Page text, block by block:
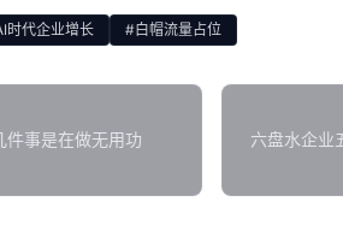
时代企业增长 #白帽流量占位
件事是在做无用功
六盘水企业